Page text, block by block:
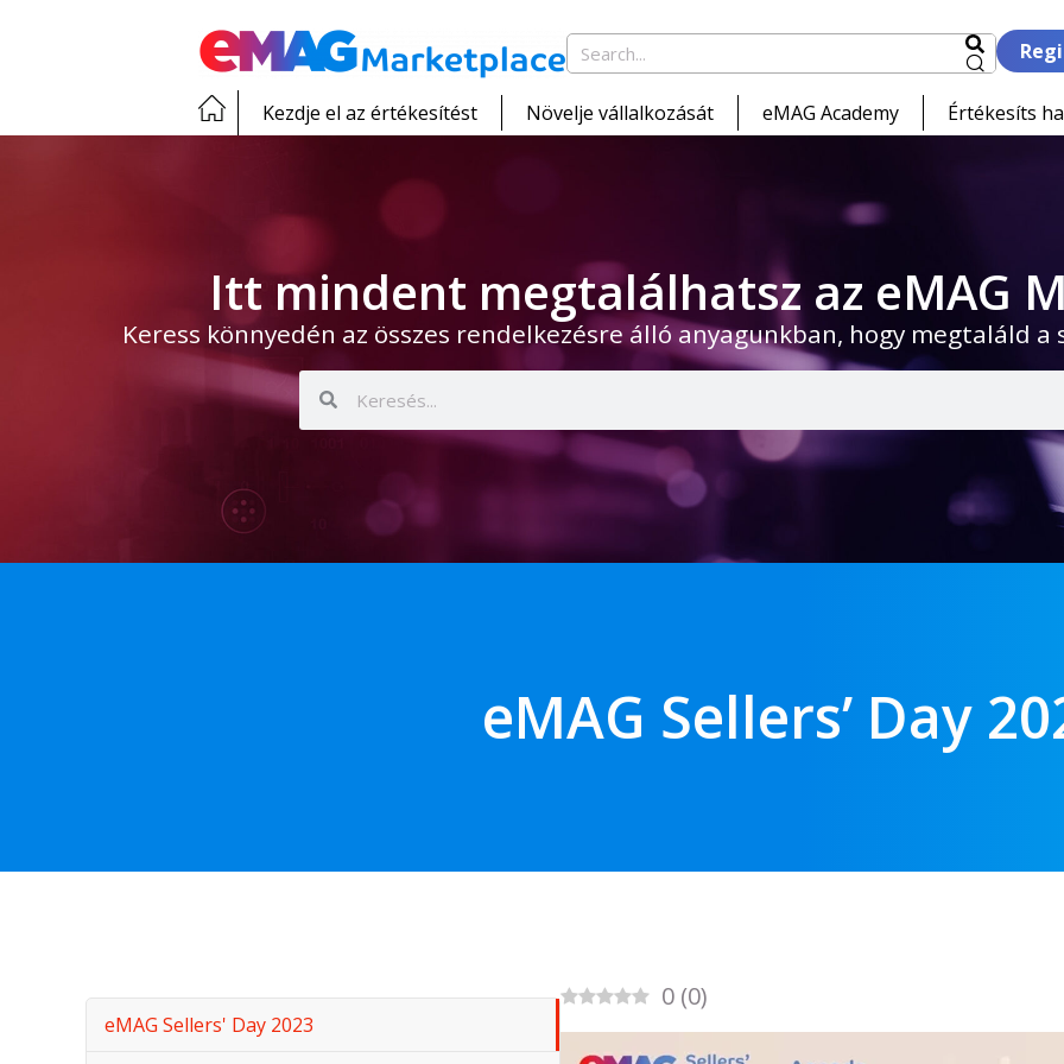
Kezdje el az értékesítést Növelje vállalkozását eMAG Academy Értékesíts
Itt mindent megtalálhatsz az eMAG
Keress könnyedén az összes rendelkezésre álló anyagunkban, hogy megtaláld
eMAG Sellers’ Day
eMAG Sellers' Day 2023
0 (0)